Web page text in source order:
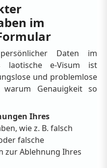
im
Daten im
laotische e-Visum ist
und problemlose
Genauigkeit so
Ihres
wie z. B. falsch
falsche
zur Ablehnung Ihres